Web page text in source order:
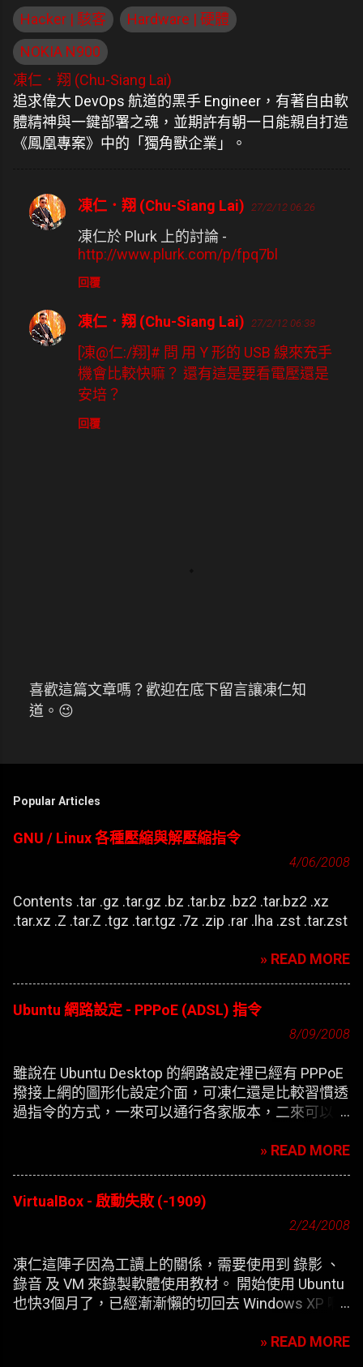
Hacker | 駭客
Hardware | 硬體
NOKIA N900
凍仁．翔 (Chu-Siang Lai)
追求偉大 DevOps 航道的黑手 Engineer，有著自由軟
體精神與一鍵部署之魂，並期許有朝一日能親自打造
《鳳凰專案》中的「獨角獸企業」。
留
言
凍仁．翔 (Chu-Siang Lai) 27/2/12 06:26
凍仁於 Plurk 上的討論 -
http://www.plurk.com/p/fpq7bl
回覆
凍仁．翔 (Chu-Siang Lai) 27/2/12 06:38
[凍@仁:/翔]# 問 用 Y 形的 USB 線來充手
機會比較快嘛？ 還有這是要看電壓還是
安培？
回覆
張
喜歡這篇文章嗎？歡迎在底下留言讓凍仁知
道。😉
Popular Articles
GNU / Linux 各種壓縮與解壓縮指令
4/06/2008
Contents .tar .gz .tar.gz .bz .tar.bz .bz2 .tar.bz2 .xz
.tar.xz .Z .tar.Z .tgz .tar.tgz .7z .zip .rar .lha .zst .tar.zst
» READ MORE
Ubuntu 網路設定 - PPPoE (ADSL) 指令
8/09/2008
雖說在 Ubuntu Desktop 的網路設定裡已經有 PPPoE
撥接上網的圖形化設定介面，可凍仁還是比較習慣透
過指令的方式，一來可以通行各家版本，二來可以在
» READ MORE
VirtualBox - 啟動失敗 (-1909)
2/24/2008
凍仁這陣子因為工讀上的關係，需要使用到 錄影 、
錄音 及 VM 來錄製軟體使用教材。 開始使用 Ubuntu
也快3個月了，已經漸漸懶的切回去 Windows XP 啊
案。 一開始要安裝 VirtualBox 凍仁是使用應用程式選
» READ MORE